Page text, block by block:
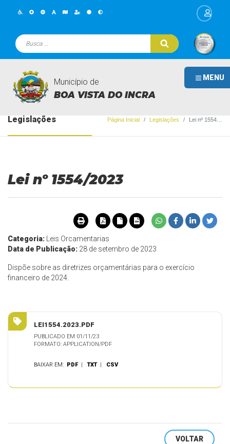
MENU
Município de
BOA VISTA DO INCRA
Legislações Página Inicial Legislações Lei nº 1554/2023
Lei nº 1554/2023
Categoria:
Leis Orcamentarias
Data de Publicação: 28 de setembro de 2023
Dispõe sobre as diretrizes orçamentárias para o exercício
financeiro de 2024.
LEI1554.2023.PDF
PUBLICADO EM 01/11/23
FORMATO: APPLICATION/PDF
BAIXAR EM: PDF |TXT | CSV
VOLTAR